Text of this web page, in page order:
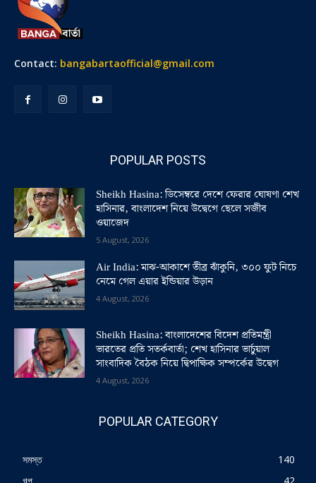
Contact: bangabartaofficial@gmail.com
POPULAR POSTS
Sheikh Hasina: ডিসেম্বরে দেশে ফেরার ঘোষণা শেখ
হাসিনার, বাংলাদেশ নিয়ে উদ্বেগে ছেলে সজীব
ওয়াজেদ
5 August, 2026
Air India: মাঝ-আকাশে তীব্র ঝাঁকুনি, ৩০০ ফুট নিচে
নেমে গেল এয়ার ইন্ডিয়ার উড়ান
4 August, 2026
Sheikh Hasina: বাংলাদেশের বিদেশ প্রতিমন্ত্রী
ভারতের প্রতি সতর্কবার্তা; শেখ হাসিনার ভার্চুয়াল
সাংবাদিক বৈঠক নিয়ে দ্বিপাক্ষিক সম্পর্কের উদ্বেগ
4 August, 2026
POPULAR CATEGORY
সমস্ত
140
গল্প
42